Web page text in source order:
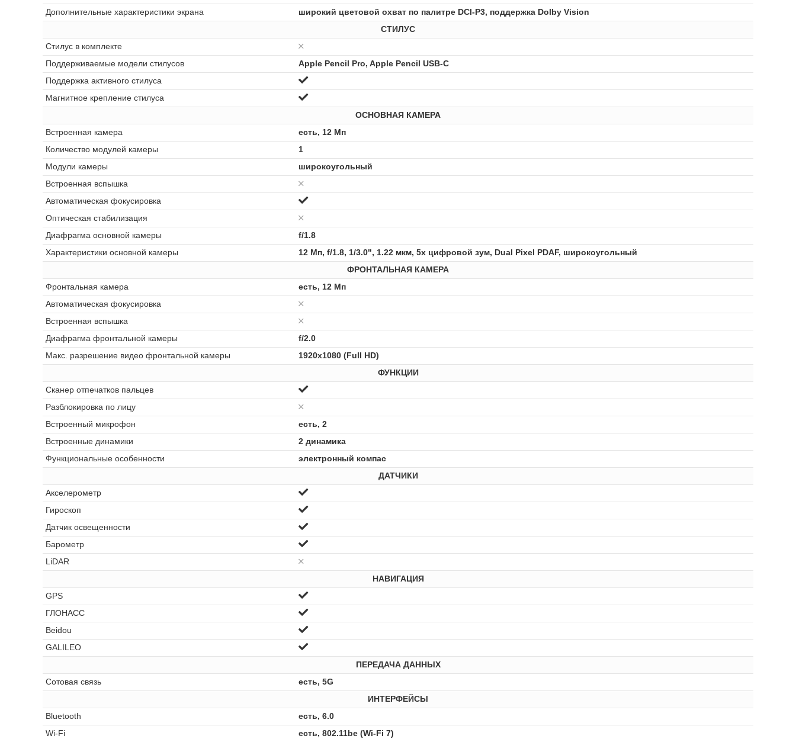
Дополнительные характеристики экрана
широкий цветовой охват по палитре DCI-P3, поддержка Dolby Vision
СТИЛУС
Стилус в комплекте
Поддерживаемые модели стилусов
Apple Pencil Pro, Apple Pencil USB-C
Поддержка активного стилуса
Магнитное крепление стилуса
ОСНОВНАЯ КАМЕРА
Встроенная камера
есть, 12 Мп
Количество модулей камеры
1
Модули камеры
широкоугольный
Встроенная вспышка
Автоматическая фокусировка
Оптическая стабилизация
Диафрагма основной камеры
f/1.8
Характеристики основной камеры
12 Мп, f/1.8, 1/3.0", 1.22 мкм, 5x цифровой зум, Dual Pixel PDAF, широкоугольный
ФРОНТАЛЬНАЯ КАМЕРА
Фронтальная камера
есть, 12 Мп
Автоматическая фокусировка
Встроенная вспышка
Диафрагма фронтальной камеры
f/2.0
Макс. разрешение видео фронтальной камеры
1920x1080 (Full HD)
ФУНКЦИИ
Сканер отпечатков пальцев
Разблокировка по лицу
Встроенный микрофон
есть, 2
Встроенные динамики
2 динамика
Функциональные особенности
электронный компас
ДАТЧИКИ
Акселерометр
Гироскоп
Датчик освещенности
Барометр
LiDAR
НАВИГАЦИЯ
GPS
ГЛОНАСС
Beidou
GALILEO
ПЕРЕДАЧА ДАННЫХ
Сотовая связь
есть, 5G
ИНТЕРФЕЙСЫ
Bluetooth
есть, 6.0
Wi-Fi
есть, 802.11be (Wi-Fi 7)